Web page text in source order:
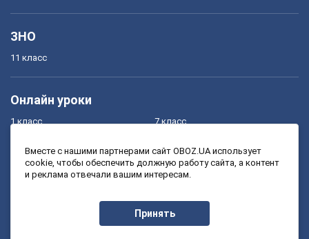
ЗНО
11 класс
Онлайн уроки
1 класс
3 класс
7 класс
9 класс
Вместе с нашими партнерами сайт OBOZ.UA использует
cookie, чтобы обеспечить должную работу сайта, а контент
и реклама отвечали вашим интересам.
Принять